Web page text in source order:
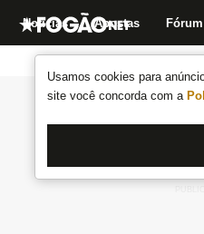
Usamos cookies para
site você concorda com a
Notícias Apostas Fórum